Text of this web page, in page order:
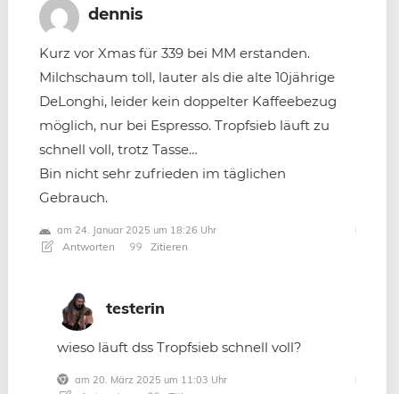
dennis
Kurz vor Xmas für 339 bei MM erstanden.
Milchschaum toll, lauter als die alte 10jährige
DeLonghi, leider kein doppelter Kaffeebezug
möglich, nur bei Espresso. Tropfsieb läuft zu
schnell voll, trotz Tasse…
Bin nicht sehr zufrieden im täglichen
Gebrauch.
am 24. Januar 2025 um 18:26 Uhr
Antworten Zitieren
testerin
wieso läuft dss Tropfsieb schnell voll?
am 20. März 2025 um 11:03 Uhr